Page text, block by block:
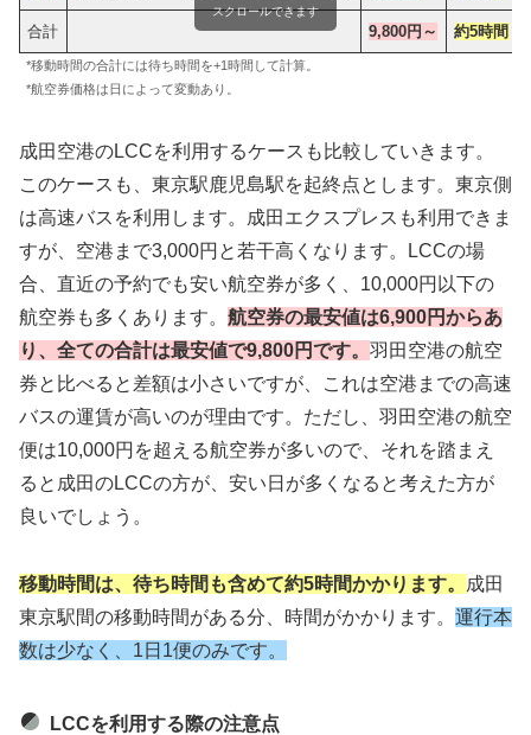
合計 9,800円～ 約5時間
スクロールできます
*移動時間の合計には待ち時間を+1時間して計算。
*航空券価格は日によって変動あり。
成田空港のLCCを利用するケースも比較していきます。
このケースも、東京駅鹿児島駅を起終点とします。東京側
は高速バスを利用します。成田エクスプレスも利用できま
すが、空港まで3,000円と若干高くなります。LCCの場
合、直近の予約でも安い航空券が多く、10,000円以下の
航空券も多くあります。 航空券の最安値は6,900円からあ
り、全ての合計は最安値で9,800円です。 羽田空港の航空
券と比べると差額は小さいですが、これは空港までの高速
バスの運賃が高いのが理由です。ただし、羽田空港の航空
便は10,000円を超える航空券が多いので、それを踏まえ
ると成田のLCCの方が、安い日が多くなると考えた方が
良いでしょう。
移動時間は、待ち時間も含めて約5時間かかります。
成田
東京駅間の移動時間がある分、時間がかかります。 運行本
数は少なく、1日1便のみです。
LCCを利用する際の注意点